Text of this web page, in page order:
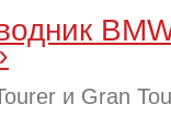
и Gran